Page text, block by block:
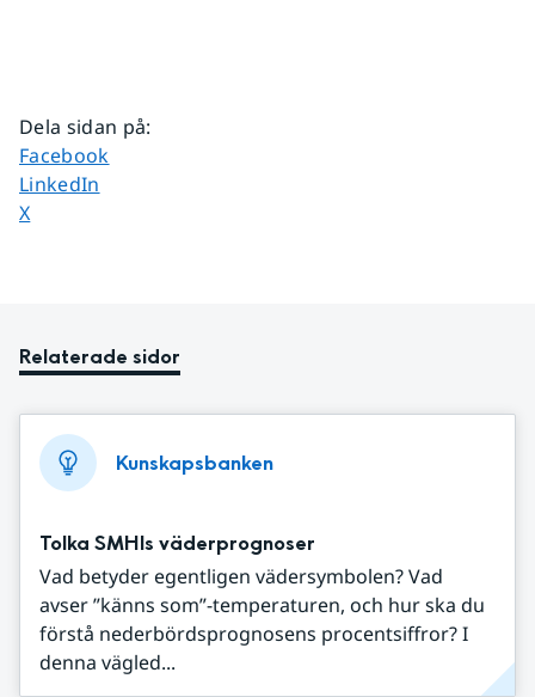
Dela sidan på:
Dela sidan på
Facebook
Dela sidan på
LinkedIn
Dela sidan på
X
Relaterade sidor
Kunskapsbanken
Tolka SMHIs väderprognoser
Vad betyder egentligen vädersymbolen? Vad
avser ”känns som”-temperaturen, och hur ska du
förstå nederbördsprognosens procentsiffror? I
denna vägled...